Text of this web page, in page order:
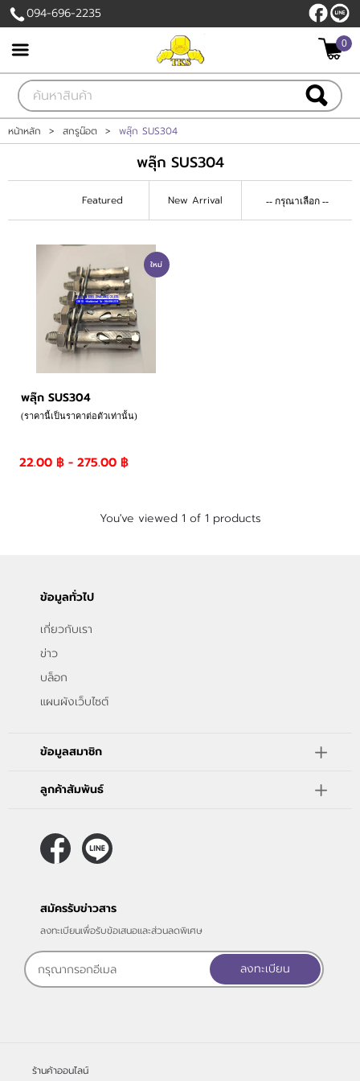
เข้าสู่ระบบ สมัครสมาชิก
สินค้าที่สนใจ( 0 )
เกี่ยวกับเรา
ติดต่อเรา
แจ้งชำระเงิน
094-696-2235
0
หน้าหลัก > สกรูน๊อต > พลุ๊ก SUS304
พลุ๊ก SUS304
Featured New Arrival
ใหม่
พลุ๊ก SUS304
(ราคานี้เป็นราคาต่อตัวเท่านั้น)
22.00 ฿ - 275.00 ฿
You've viewed 1 of 1 products
ข้อมูลทั่วไป
เกี่ยวกับเรา
ข่าว
บล็อก
แผนผังเว็บไซต์
ข้อมูลสมาชิก
ลูกค้าสัมพันธ์
สมัครรับข่าวสาร
ลงทะเบียนเพื่อรับข้อเสนอและส่วนลดพิเศษ
ลงทะเบียน
ร้านค้าออนไลน์